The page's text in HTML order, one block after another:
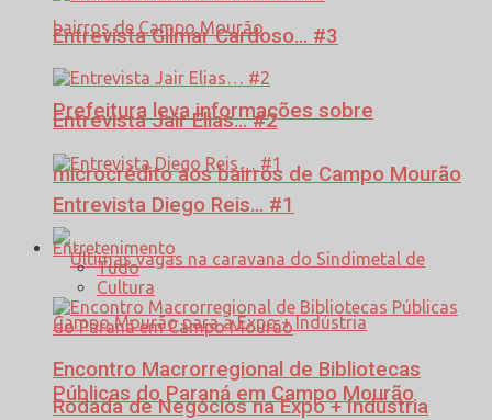
Prefeitura leva informações sobre
microcrédito aos bairros de Campo Mourão
Rodada de Negócios na Expo + Indústria
Entrevista Gilmar Cardoso… #3
Entrevista Jair Elias… #2
Entrevista Diego Reis… #1
Entretenimento
Tudo
Cultura
Encontro Macrorregional de Bibliotecas
Públicas do Paraná em Campo Mourão